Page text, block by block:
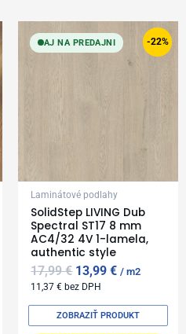
-22%
AJ NA PREDAJNI
Laminátové podlahy
SolidStep LIVING Dub
Spectral ST17 8 mm
AC4/32 4V 1-lamela,
authentic style
17,99€
Original
price
was:
13,99€
Current
price
is:
13,99 €.
m2
11,37€ bez DPH
ZOBRAZIŤ PRODUKT